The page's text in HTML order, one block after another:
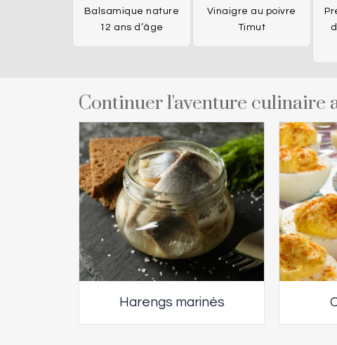
Balsamique nature
12 ans d’âge
Vinaigre au poivre
Timut
Continuer l'aventure culinaire
Harengs marinés